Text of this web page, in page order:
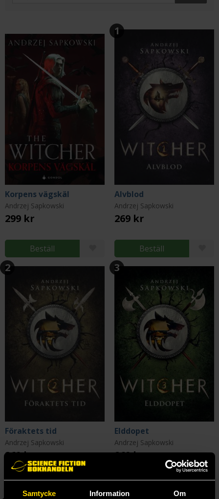
Samtycke Information Om
Korpens vägskäl
Andrzej Sapkowski
299 kr
Beställ
1
Alvblod
Andrzej Sapkowski
269 kr
Beställ
2
Föraktets tid
Andrzej Sapkowski
269 kr
3
Elddopet
Andrzej Sapkowski
269 kr